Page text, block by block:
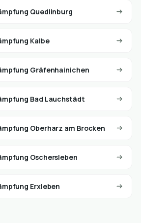
Quedlinburg
Kalbe
Gräfenhainichen
Bad Lauchstädt
Oberharz am Brocken
Oschersleben
Erxleben